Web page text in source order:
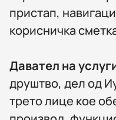
пристап,
корисничка
Давател на
друштво, дел од
трето лице кое